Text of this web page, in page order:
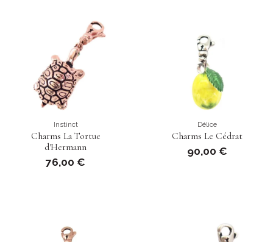
Instinct
Charms La Tortue
d'Hermann
76,00 €
Délice
Charms Le Cédrat
90,00 €